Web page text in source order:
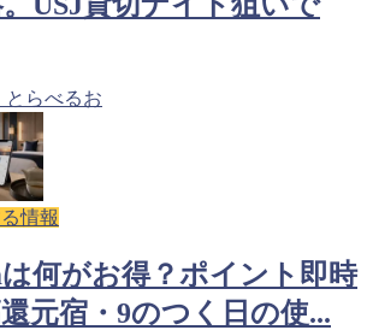
とらべるお
情報
は何がお得？ポイント即時
元宿・9のつく日の使...